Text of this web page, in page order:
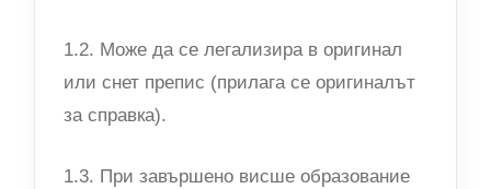
1.2. Може да се легализира в оригинал
или снет препис (прилага се оригиналът
за справка).
1.3. При завършено висше образование